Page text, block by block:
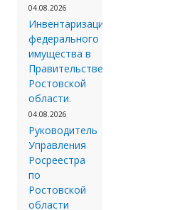
04.08.2026
Инвентаризации
федерального
имущества в
Правительстве
Ростовской
области.
04.08.2026
Руководитель
Управления
Росреестра
по
Ростовской
области